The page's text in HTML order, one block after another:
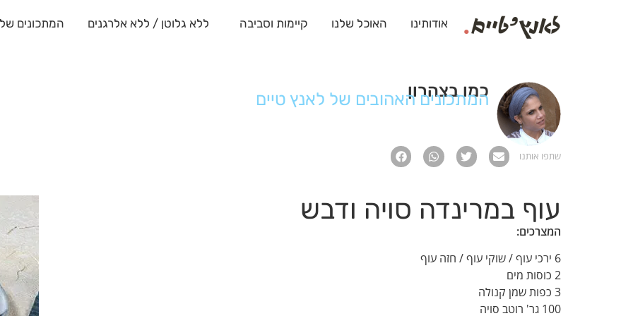
אודותינו האוכל שלנו קיימות וסביבה ללא גלוטן / ללא אלרגנים המתכונים
כמו בצהרון
המתכונים האהובים של לאנץ טיים
שתפו אותנו
עוף במרינדה סויה ודבש
המצרכים:
6 ירכי עוף / שוקי עוף / חזה עוף
2 כוסות מים
3 כפות שמן קנולה
100 גר' רוטב סויה